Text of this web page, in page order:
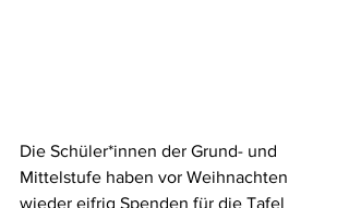
Die Schüler*innen der Grund- und
Mittelstufe haben vor Weihnachten
wieder eifrig Spenden für die Tafel